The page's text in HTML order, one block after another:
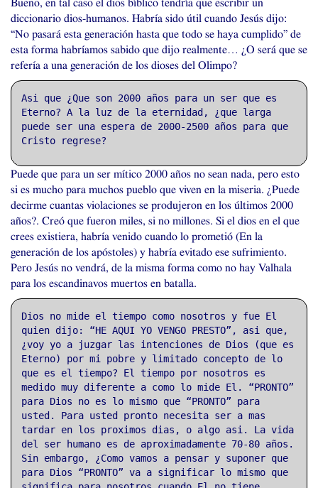
Bueno, en tal caso el dios bíblico tendría que escribir un
diccionario dios-humanos. Habría sido útil cuando Jesús dijo:
“No pasará esta generación hasta que todo se haya cumplido” de
esta forma habríamos sabido que dijo realmente… ¿O será que se
refería a una generación de los dioses del Olimpo?
Asi que ¿Que son 2000 años para un ser que es
Eterno? A la luz de la eternidad, ¿que larga
puede ser una espera de 2000-2500 años para que
Cristo regrese?
Puede que para un ser mítico 2000 años no sean nada, pero esto
si es mucho para muchos pueblo que viven en la miseria. ¿Puede
decirme cuantas violaciones se produjeron en los últimos 2000
años?. Creó que fueron miles, si no millones. Si el dios en el que
crees existiera, habría venido cuando lo prometió (En la
generación de los apóstoles) y habría evitado ese sufrimiento.
Pero Jesús no vendrá, de la misma forma como no hay Valhala
para los escandinavos muertos en batalla.
Dios no mide el tiempo como nosotros y fue El
quien dijo: “HE AQUI YO VENGO PRESTO”, asi que,
¿voy yo a juzgar las intenciones de Dios (que es
Eterno) por mi pobre y limitado concepto de lo
que es el tiempo? El tiempo por nosotros es
medido muy diferente a como lo mide El. “PRONTO”
para Dios no es lo mismo que “PRONTO” para
usted. Para usted pronto necesita ser a mas
tardar en los proximos dias, o algo asi. La vida
del ser humano es de aproximadamente 70-80 años.
Sin embargo, ¿Como vamos a pensar y suponer que
para Dios “PRONTO” va a significar lo mismo que